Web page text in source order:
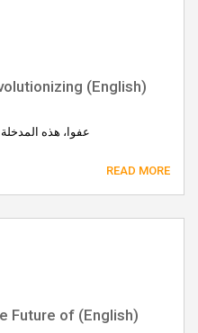
عفوا، هذه
READ MORE
the Future of